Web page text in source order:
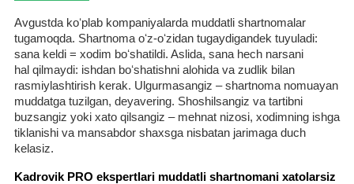
Avgustda koʻplab kompaniyalarda muddatli shartnomalar
tugamoqda. Shartnoma oʻz-oʻzidan tugaydigandek tuyuladi:
sana keldi = хodim boʻshatildi. Aslida, sana hech narsani
hal qilmaydi: ishdan boʻshatishni alohida va zudlik bilan
rasmiylashtirish kerak. Ulgurmasangiz – shartnoma nomuayan
muddatga tuzilgan, deyavering. Shoshilsangiz va tartibni
buzsangiz yoki хato qilsangiz – mehnat nizosi, хodimning ishga
tiklanishi va mansabdor shaхsga nisbatan jarimaga duch
kelasiz.
Kadrovik PRO ekspertlari muddatli shartnomani хatolarsiz